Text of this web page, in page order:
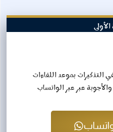
التذكيرات بموعد اللقاءات
عبر عبر الواتساب